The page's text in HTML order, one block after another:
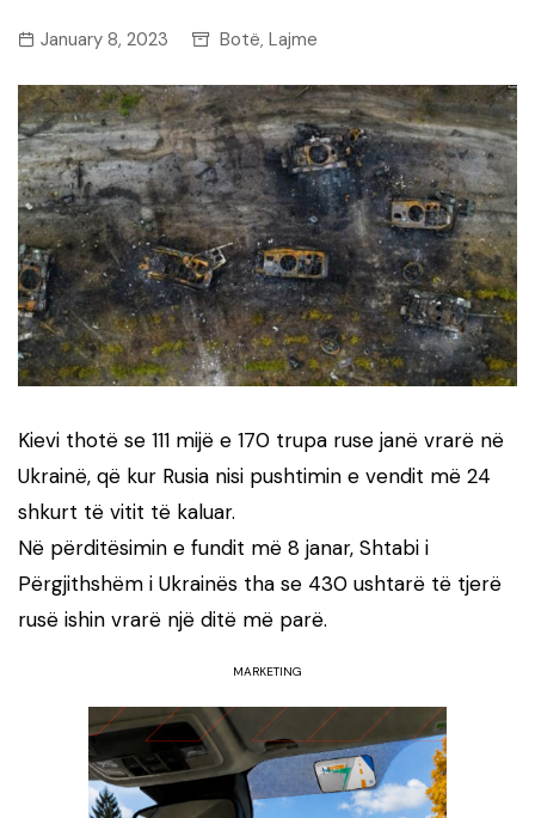
January 8, 2023 Botë, Lajme
Kievi thotë se 111 mijë e 170 trupa ruse janë vrarë në
Ukrainë, që kur Rusia nisi pushtimin e vendit më 24
shkurt të vitit të kaluar.
Në përditësimin e fundit më 8 janar, Shtabi i
Përgjithshëm i Ukrainës tha se 430 ushtarë të tjerë
rusë ishin vrarë një ditë më parë.
MARKETING